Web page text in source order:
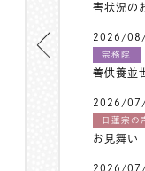
害状況の
2026/
宗務院
善供養並
2026/
日蓮宗の
お見舞い
2026/